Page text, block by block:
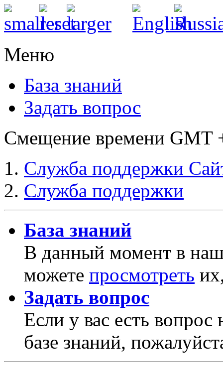
Меню
База знаний
Задать вопрос
Смещение времени GMT
Служба поддержки
Служба поддержки
База знаний
В данный момент в
можете просмотреть
Задать вопрос
Если у вас есть
базе знаний,